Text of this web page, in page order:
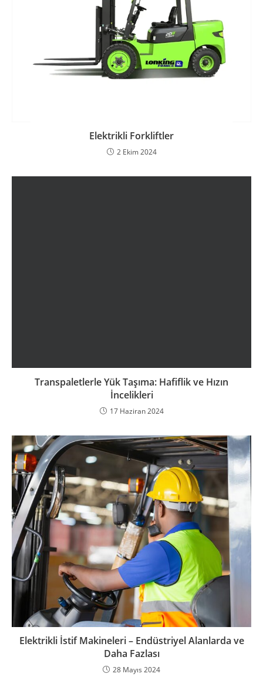
Elektrikli Forkliftler
2 Ekim 2024
Transpaletlerle Yük Taşıma: Hafiflik ve Hızın
İncelikleri
17 Haziran 2024
Elektrikli İstif Makineleri – Endüstriyel Alanlarda ve
Daha Fazlası
28 Mayıs 2024